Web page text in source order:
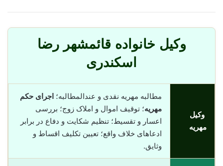
وکیل خانواده قائمشهر رضا
اسکندری
وکیل
مهریه
مطالبه مهریه نقدی و عندالمطالبه؛ اجرای حکم
مهریه؛ توقیف اموال و املاک زوج؛ بررسی
اعسار و تقسیط؛ تنظیم شکایت و دفاع در برابر
ادعاهای خلاف واقع؛ تعیین تکلیف اقساط و
وثایق.